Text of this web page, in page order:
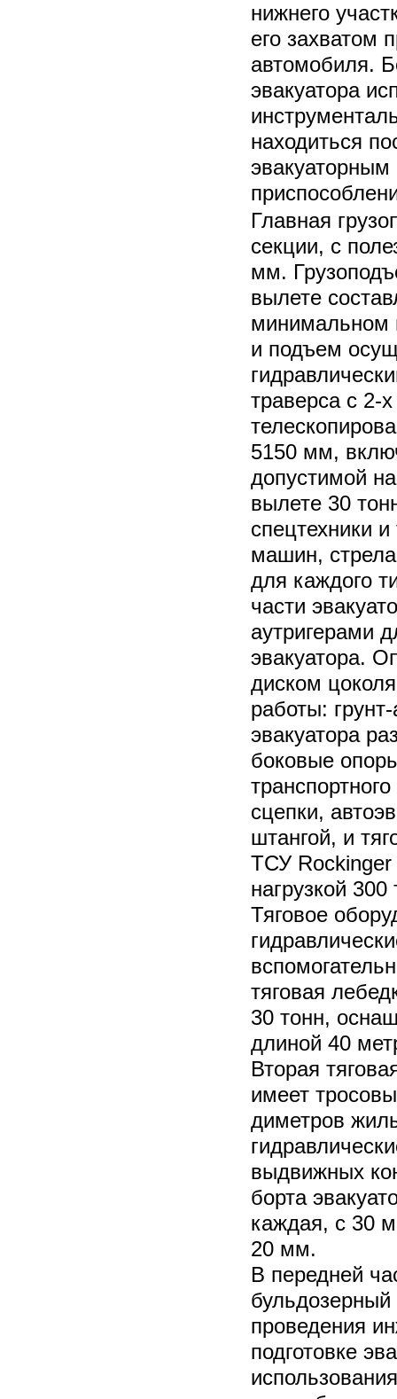
нижнего
его захватом
автомобиля.
эвакуатора
находиться
Главная
секции, с
мм.
вылете
минимальном
и подъем
траверса с 2-
5150 мм,
допустимой
вылете 30
спецтехники
машин,
для каждого
части
аутригерами
эвакуатора.
диском
работы:
эвакуатора
боковые
сцепки,
штангой, и
ТСУ Rockinger
нагрузкой 300
Тяговое
тяговая
30 тонн,
длиной 40
Вторая
имеет
диметров
выдвижных
борта
каждая, с 30
20 мм.
В передней
бульдозерный
проведения
подготовке